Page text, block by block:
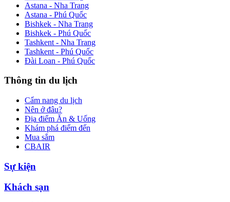
Astana - Nha Trang
Astana - Phú Quốc
Bishkek - Nha Trang
Bishkek - Phú Quốc
Tashkent - Nha Trang
Tashkent - Phú Quốc
Đài Loan - Phú Quốc
Thông tin du lịch
Cẩm nang du lịch
Nên ở đâu?
Địa điểm Ăn & Uống
Khám phá điểm đến
Mua sắm
CBAIR
Sự kiện
Khách sạn